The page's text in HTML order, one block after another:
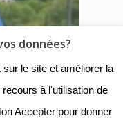
données?
le site et améliorer la
à l'utilisation de
Accepter pour donner